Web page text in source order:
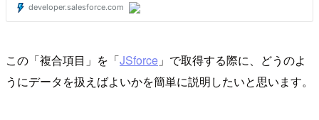
この「複合項目」を「JSforce 」で取得する際に、どうのよ
うにデータを扱えばよいかを簡単に説明したいと思います。